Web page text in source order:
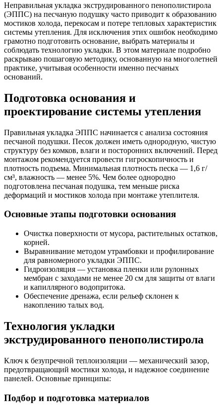
Неправильная укладка экструдированного пенополистирола
(ЭППС) на песчаную подушку часто приводит к образованию
мостиков холода, перекосам и потере тепловых характеристик
системы утепления. Для исключения этих ошибок необходимо
грамотно подготовить основание, выбрать материалы и
соблюдать технологию укладки. В этом материале подробно
раскрываю пошаговую методику, основанную на многолетней
практике, учитывая особенности именно песчаных
оснований.
Подготовка основания и
проектирование системы утепления
Правильная укладка ЭППС начинается с анализа состояния
песчаной подушки. Песок должен иметь однородную, чистую
структуру без комков, влаги и посторонних включений. Перед
монтажом рекомендуется провести гигроскопичность и
плотность подъема. Минимальная плотность песка — 1,6 г/
см³, влажность — менее 5%. Чем более однородно
подготовлена песчаная подушка, тем меньше риска
деформаций и мостиков холода при монтаже утеплителя.
Основные этапы подготовки основания
Очистка поверхности от мусора, растительных остатков,
корней.
Выравнивание методом утрамбовки и профилирование
для равномерного укладки ЭППС.
Гидроизоляция — установка пленки или рулонных
мембран с заходами не менее 20 см для защиты от влаги
и капиллярного водопритока.
Обеспечение дренажа, если рельеф склонен к
накоплению талых вод.
Технология укладки
экструдированного пенополистирола
Ключ к безупречной теплоизоляции — механический зазор,
предотвращающий мостики холода, и надежное соединение
панелей. Основные принципы:
Подбор и подготовка материалов